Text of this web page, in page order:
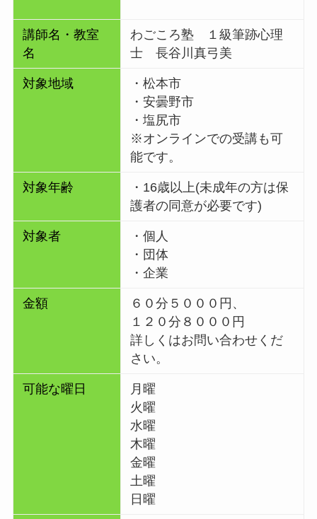
講師名・教室
名
わごころ塾 １級筆跡心理
士 長谷川真弓美
対象地域
・松本市
・安曇野市
・塩尻市
※オンラインでの受講も可
能です。
対象年齢 ・ 16歳以上(未成年の方は保
護者の同意が必要です)
対象者
・個人
・団体
・企業
金額
６０分５０００円、
１２０分８０００円
詳しくはお問い合わせくだ
さい。
可能な曜日
月曜
火曜
水曜
木曜
金曜
土曜
日曜